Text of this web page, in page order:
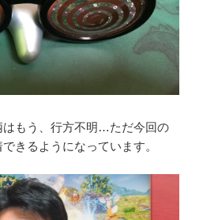
はもう、行方不明…ただ今回の
きるようになっています。